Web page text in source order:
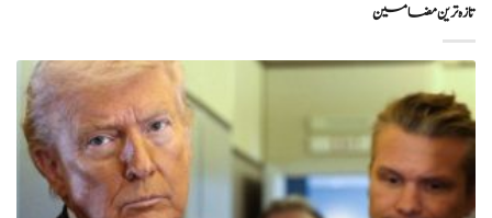
تازہ ترین مضامین